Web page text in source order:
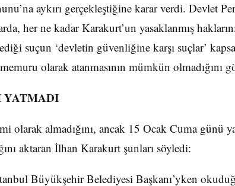
aykırı gerçekleştiğine karar verdi. Devlet
her ne kadar Karakurt’un yasaklanmış
suçun ‘devletin güvenliğine karşı suçlar’
olarak atanmasının mümkün olmadığını
YATMADI
olarak almadığını, ancak 15 Ocak Cuma günü
aktaran İlhan Karakurt şunları söyledi:
Büyükşehir Belediyesi Başkanı’yken